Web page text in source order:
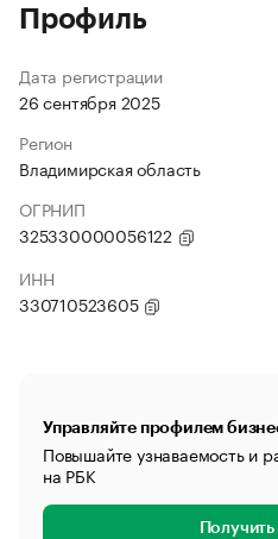
Профиль
Дата регистрации
26 сентября 2025
Регион
Владимирская область
ОГРНИП
325330000056122
ИНН
330710523605
Управляйте профилем
Повышайте узнаваемость и
на РБК